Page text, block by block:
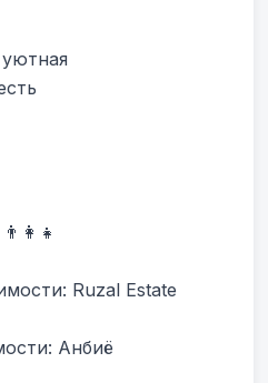
Ruzal Estate
Анбиë